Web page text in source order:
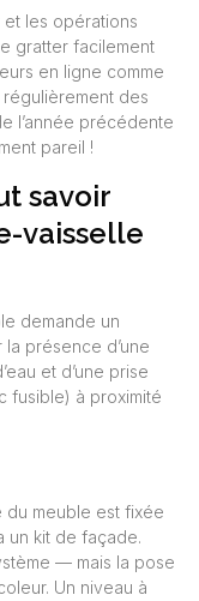
les opérations
gratter facilement
en ligne comme
des
l’année précédente
pareil !
savoir
vaisselle
demande un
présence d’une
et d’une prise
fusible) à proximité
du meuble est fixée
un kit de façade.
— mais la pose
Un niveau à